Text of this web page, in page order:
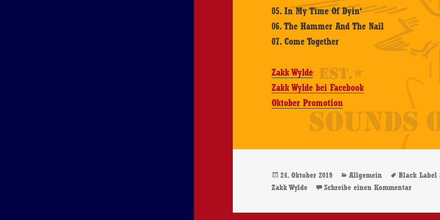
05. In My Time Of Dyin‘
06. The Hammer And The Nail
07. Come Together
Zakk Wylde
Zakk Wylde bei Facebook
Oktober Promotion
Veröffentlicht
am
24. Oktober 2019 Kategorien
Allgemein Black Label
Zakk Wylde Schreibe einen Kommentarzu Pride